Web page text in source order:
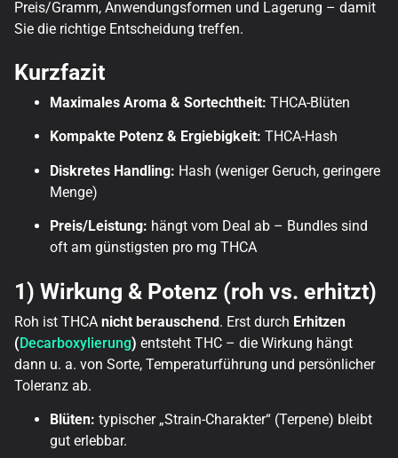
Preis/Gramm, Anwendungsformen und Lagerung – damit
Sie die richtige Entscheidung treffen.
Kurzfazit
Maximales Aroma & Sortechtheit: THCA-Blüten
Kompakte Potenz & Ergiebigkeit: THCA-Hash
Diskretes Handling: Hash (weniger Geruch, geringere
Menge)
Preis/Leistung: hängt vom Deal ab – Bundles sind
oft am günstigsten pro mg THCA
1) Wirkung & Potenz (roh vs. erhitzt)
Roh ist THCAnicht berauschend. Erst durch Erhitzen
(Decarboxylierung) entsteht THC – die Wirkung hängt
dann u. a. von Sorte, Temperaturführung und persönlicher
Toleranz ab.
Blüten: typischer „Strain-Charakter“ (Terpene) bleibt
gut erlebbar.